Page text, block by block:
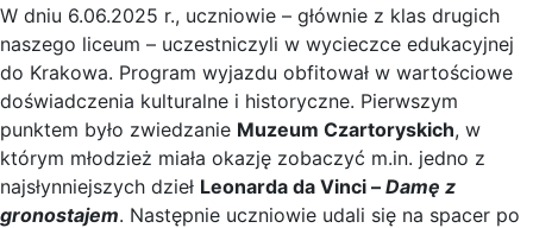
W dniu 6.06.2025 r., uczniowie – głównie z klas drugich
naszego liceum – uczestniczyli w wycieczce edukacyjnej
do Krakowa. Program wyjazdu obfitował w wartościowe
doświadczenia kulturalne i historyczne. Pierwszym
punktem było zwiedzanie Muzeum Czartoryskich, w
którym młodzież miała okazję zobaczyć m.in. jedno z
najsłynniejszych dzieł Leonarda da Vinci – Damę z
gronostajem. Następnie uczniowie udali się na spacer po